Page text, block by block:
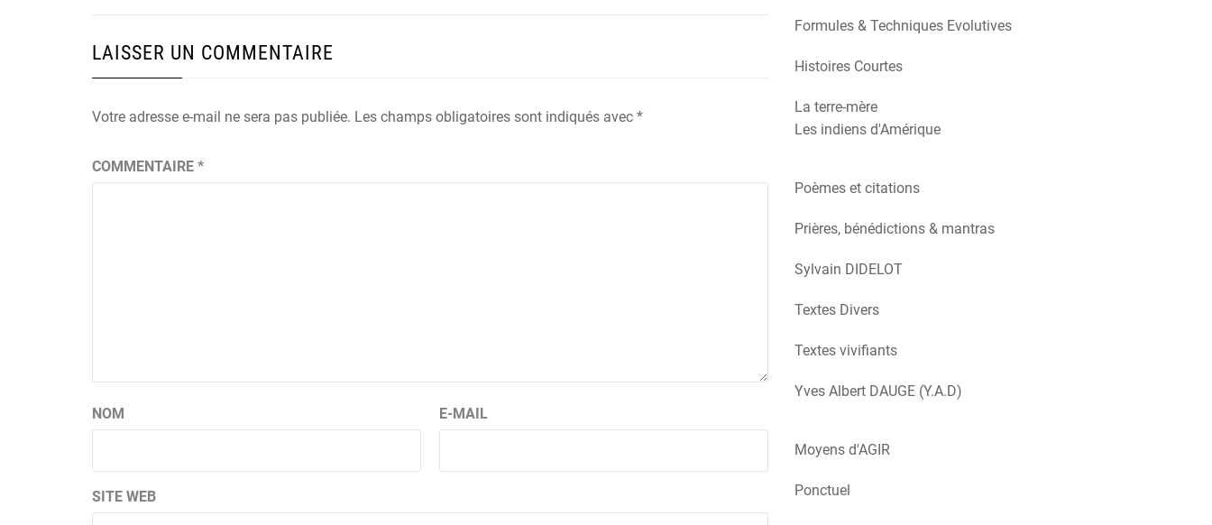
LAISSER UN COMMENTAIRE
Votre adresse e-mail ne sera pas publiée. Les champs obligatoires sont indiqués avec *
COMMENTAIRE *
NOM E-MAIL
SITE WEB
Formules & Techniques Evolutives
Histoires Courtes
La terre-mère
Les indiens d'Amérique
Poèmes et citations
Prières, bénédictions & mantras
Sylvain DIDELOT
Textes Divers
Textes vivifiants
Yves Albert DAUGE (Y.A.D)
Moyens d'AGIR
Ponctuel